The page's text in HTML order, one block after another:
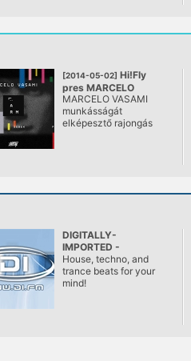
[2014-05-02] Hi!Fly
pres MARCELO
VASAMI
MARCELO VASAMI
munkásságát
elképesztő rajongás
csodálkoztunk a
örömfaktor mértékén a
booking kihirdetésekor.
DIGITALLY-
IMPORTED -
Progressive
House, techno, and
trance beats for your
mind!